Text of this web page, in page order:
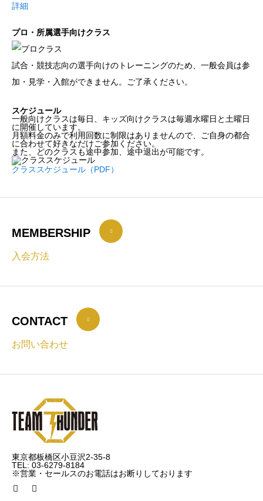
詳細
プロ・所属選手向けクラス
試合・競技志向の選手向けのトレーニングのため、一般会員は参
加・見学・入館ができません。ご了承ください。
スケジュール
一般向けクラスは毎日、キッズ向けクラスは毎週水曜日と土曜日
に開催しています。
月額料金のみで利用回数に制限はありませんので、ご自身の都合
に合わせて好きなだけご参加ください。
また、どのクラスも途中参加、途中退出が可能です。
クラススケジュール（PDF）
MEMBERSHIP
入会方法
CONTACT
お問い合わせ
東京都板橋区小豆沢2-35-8
TEL: 03-6279-8184
※営業・セールスのお電話はお断りしております